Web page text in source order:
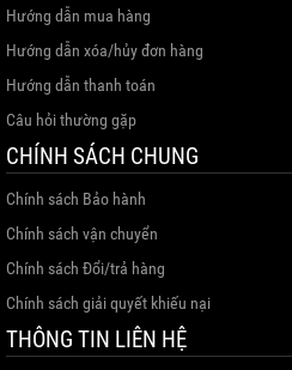
Hướng dẫn mua hàng
Hướng dẫn xóa/hủy đơn hàng
Hướng dẫn thanh toán
Câu hỏi thường gặp
CHÍNH SÁCH CHUNG
Chính sách Bảo hành
Chính sách vận chuyển
Chính sách Đổi/trả hàng
Chính sách giải quyết khiếu nại
THÔNG TIN LIÊN HỆ